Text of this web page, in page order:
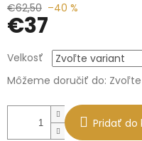
€62,50 –40 %
€37
Jednotková
cena:
Velkosť
Môžeme doručiť do:
Pridať do